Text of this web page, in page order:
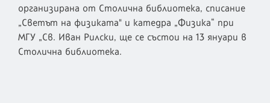
организирана от Столична библиотека, списание
„Светът на физиката" и катедра „Физика“ при
МГУ „Св. Иван Рилски, ще се състои на 13 януари в
Столична библиотека.